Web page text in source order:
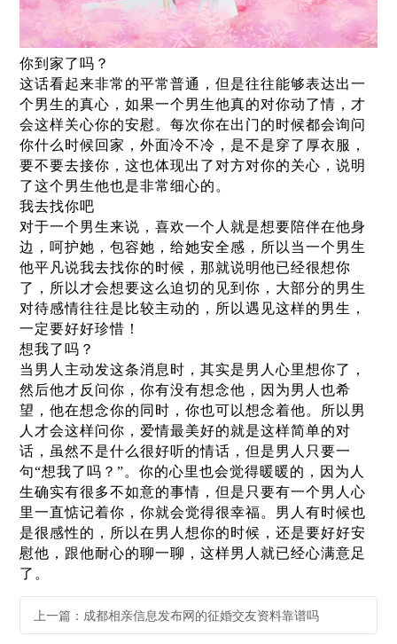
你到家了吗？
这话看起来非常的平常普通，但是往往能够表达出一
个男生的真心，如果一个男生他真的对你动了情，才
会这样关心你的安慰。每次你在出门的时候都会询问
你什么时候回家，外面冷不冷，是不是穿了厚衣服，
要不要去接你，这也体现出了对方对你的关心，说明
了这个男生他也是非常细心的。
我去找你吧
对于一个男生来说，喜欢一个人就是想要陪伴在他身
边，呵护她，包容她，给她安全感，所以当一个男生
他平凡说我去找你的时候，那就说明他已经很想你
了，所以才会想要这么迫切的见到你，大部分的男生
对待感情往往是比较主动的，所以遇见这样的男生，
一定要好好珍惜！
想我了吗？
当男人主动发这条消息时，其实是男人心里想你了，
然后他才反问你，你有没有想念他，因为男人也希
望，他在想念你的同时，你也可以想念着他。所以男
人才会这样问你，爱情最美好的就是这样简单的对
话，虽然不是什么很好听的情话，但是男人只要一
句“想我了吗？”。你的心里也会觉得暖暖的，因为人
生确实有很多不如意的事情，但是只要有一个男人心
里一直惦记着你，你就会觉得很幸福。男人有时候也
是很感性的，所以在男人想你的时候，还是要好好安
慰他，跟他耐心的聊一聊，这样男人就已经心满意足
了。
上一篇：成都相亲信息发布网的征婚交友资料靠谱吗